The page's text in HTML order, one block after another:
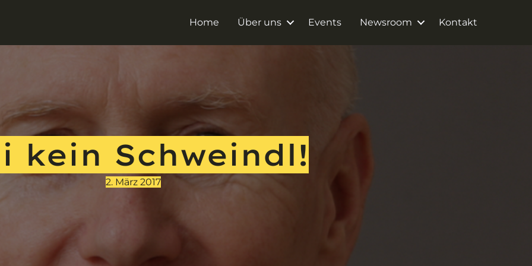
Home Über uns Events Newsroom Kontakt
kein Schweindl!
2. März 2017